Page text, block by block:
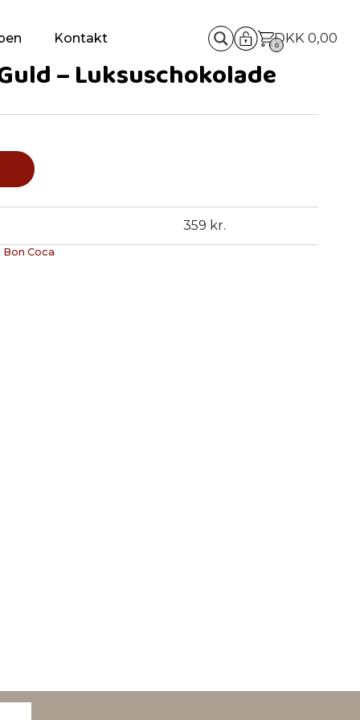
Kontakt DKK 0,00
0
– Luksuschokolade
359 kr.
Bon Coca